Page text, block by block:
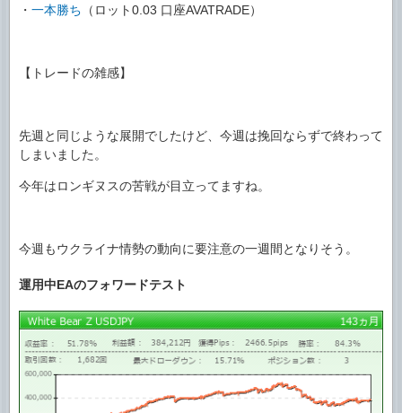
・ 一本勝ち （ロット0.03 口座AVATRADE）
【トレードの雑感】
先週と同じような展開でしたけど、今週は挽回ならずで終わって
しまいました。
今年はロンギヌスの苦戦が目立ってますね。
今週もウクライナ情勢の動向に要注意の一週間となりそう。
運用中EAのフォワードテスト